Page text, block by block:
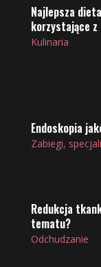
Najlepsza
korzystające
Kulinaria
Endoskopia
Zabiegi,
Redukcja
tematu?
Odchudzanie